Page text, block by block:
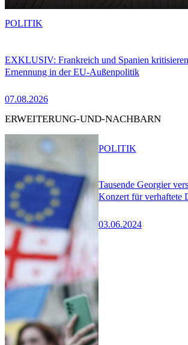
EXKLUSIV: Frankreich und Spanien
Ernennung in der EU-Außenpolitik
07.08.2026
POLITIK
ERWEITERUNG-UND-NACHBARN
Tausende Georgier
Konzert für verhaftete
03.06.2024
POLITIK